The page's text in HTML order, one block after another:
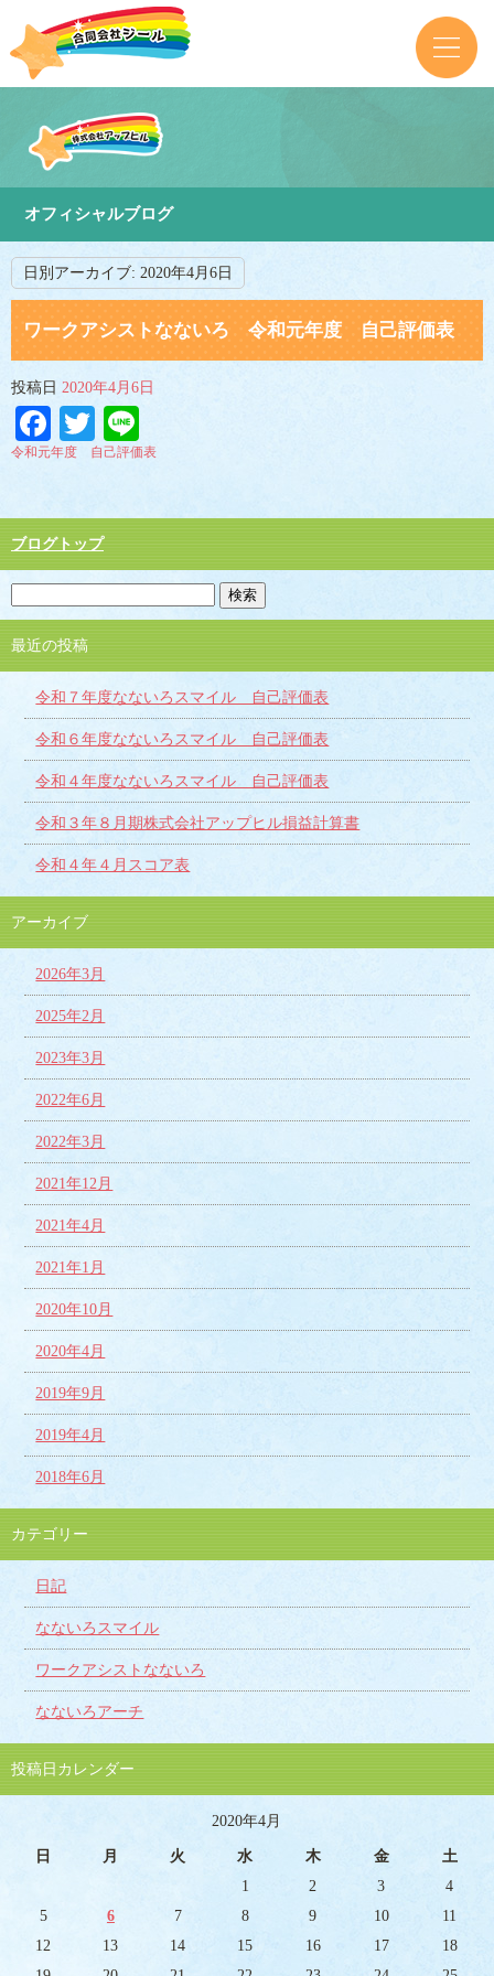
オフィシャルブログ
日別アーカイブ: 2020年4月6日
ワークアシストなないろ 令和元年度 自己評価表
投稿日 2020年4月6日
Facebook
Twitter
令和元年度 自己評価表
ブログトップ
最近の投稿
令和７年度なないろスマイル 自己評価表
令和６年度なないろスマイル 自己評価表
令和４年度なないろスマイル 自己評価表
令和３年８月期株式会社アップヒル損益計算書
令和４年４月スコア表
アーカイブ
2026年3月
2025年2月
2023年3月
2022年6月
2022年3月
2021年12月
2021年4月
2021年1月
2020年10月
2020年4月
2019年9月
2019年4月
2018年6月
カテゴリー
日記
なないろスマイル
ワークアシストなないろ
なないろアーチ
投稿日カレンダー
2020年4月
日 月 火 水 木 金
土
1
2 3
4
5
6 7 8 9 10
11
12
13 14 15 16 17
18